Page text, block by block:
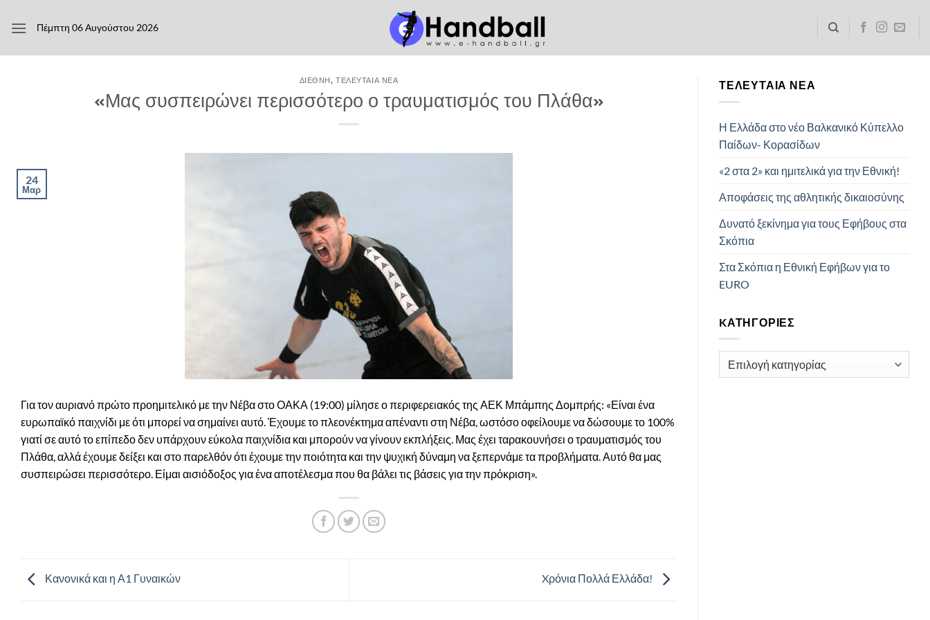
στο
Πέμπτη 06 Αυγούστου 2026
ΔΙΕΘΝΉ,ΤΕΛΕΥΤΑΊΑ ΝΈΑ
«Μας συσπειρώνει περισσότερο ο τραυματισμός του Πλάθα»
24
Μαρ
Για τον αυριανό πρώτο προημιτελικό με την Νέβα στο ΟΑΚΑ (19:00) μίλησε ο περιφερειακός της ΑΕΚ Μπάμπης Δομπρής: «Είναι ένα
ευρωπαϊκό παιχνίδι με ότι μπορεί να σημαίνει αυτό. Έχουμε το πλεονέκτημα απέναντι στη Νέβα, ωστόσο οφείλουμε να δώσουμε το 100%
γιατί σε αυτό το επίπεδο δεν υπάρχουν εύκολα παιχνίδια και μπορούν να γίνουν εκπλήξεις. Μας έχει ταρακουνήσει ο τραυματισμός του
Πλάθα, αλλά έχουμε δείξει και στο παρελθόν ότι έχουμε την ποιότητα και την ψυχική δύναμη να ξεπερνάμε τα προβλήματα. Αυτό θα μας
συσπειρώσει περισσότερο. Είμαι αισιόδοξος για ένα αποτέλεσμα που θα βάλει τις βάσεις για την πρόκριση».
Κανονικά και η Α1 Γυναικών Xρόνια Πολλά Ελλάδα!
ΤΕΛΕΥΤΑΊΑ ΝΈΑ
Η Ελλάδα στο νέο Βαλκανικό Κύπελλο
Παίδων- Κορασίδων
«2 στα 2» και ημιτελικά για την Εθνική!
Αποφάσεις της αθλητικής δικαιοσύνης
Δυνατό ξεκίνημα για τους Εφήβους στα
Σκόπια
Στα Σκόπια η Εθνική Εφήβων για το
EURO
KΑΤΗΓΟΡΊΕΣ
Kατηγορίες